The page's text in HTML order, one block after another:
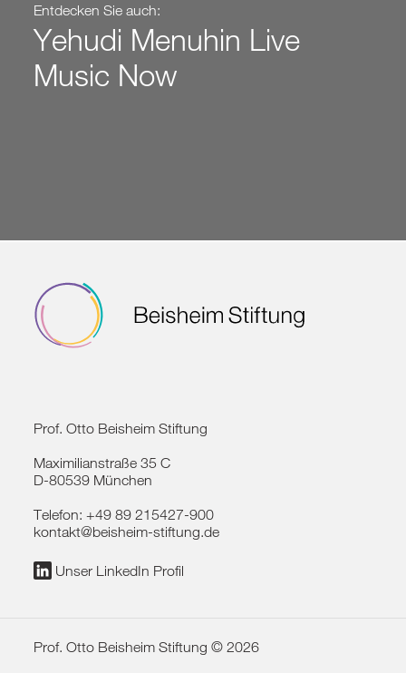
Entdecken Sie auch:
Yehudi Menuhin Live
Music Now
Prof. Otto Beisheim Stiftung
Maximilianstraße 35 C
D-80539 München
Telefon:+49 89 215427-900
kontakt@beisheim-stiftung.de
Unser LinkedIn Profil
Prof. Otto Beisheim Stiftung © 2026